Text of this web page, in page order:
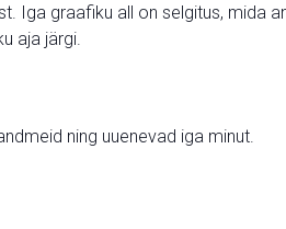
Iga graafiku all on selgitus, mida
aja järgi.
ning uuenevad iga minut.